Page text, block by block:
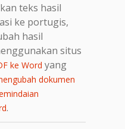
teks hasil
ke portugis,
hasil
situs
ke Word yang
dokumen
.